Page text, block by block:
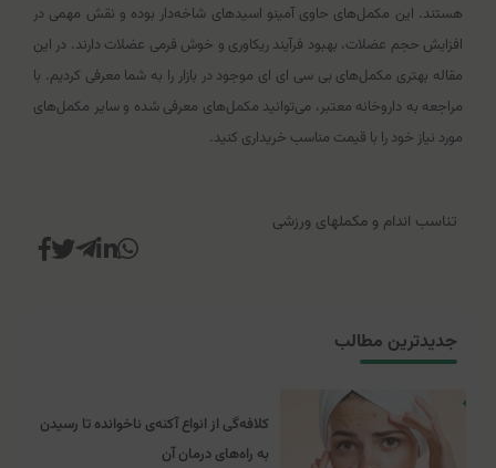
هستند. این مکمل‌های حاوی آمینو اسیدهای شاخه‌دار بوده و نقش مهمی در
افزایش حجم عضلات، بهبود فرآیند ریکاوری و خوش فرمی عضلات دارند. در این
مقاله بهتری مکمل‌های بی سی ای ای موجود در بازار را به شما معرفی کردیم. با
مراجعه به داروخانه معتبر، می‌توانید مکمل‌های معرفی شده و سایر مکمل‌های
مورد نیاز خود را با قیمت مناسب خریداری کنید.
تناسب اندام و مکملهای ورزشی
جدیدترین مطالب
کلافه‌گی از انواع آکنه‌ی ناخوانده تا رسیدن
به راه‌های درمان آن